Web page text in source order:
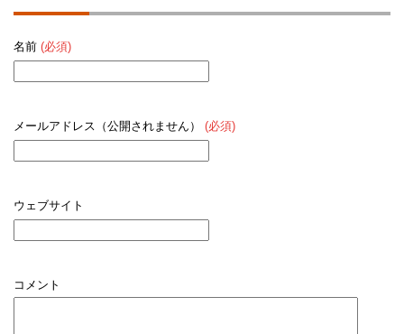
名前 (必須)
メールアドレス（公開されません） (必須)
ウェブサイト
コメント